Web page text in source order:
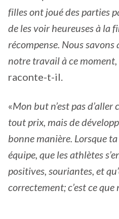
filles ont joué des parties
de les voir heureuses à la
récompense. Nous
notre travail à ce
raconte-t-il.
«Mon but n’est pas
tout prix, mais de
bonne manière. Lorsque
équipe, que les athlètes
positives, souriantes, et
correctement; c’est ce